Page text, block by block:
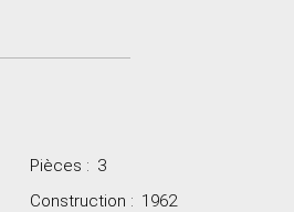
Pièces : 3
Construction : 1962